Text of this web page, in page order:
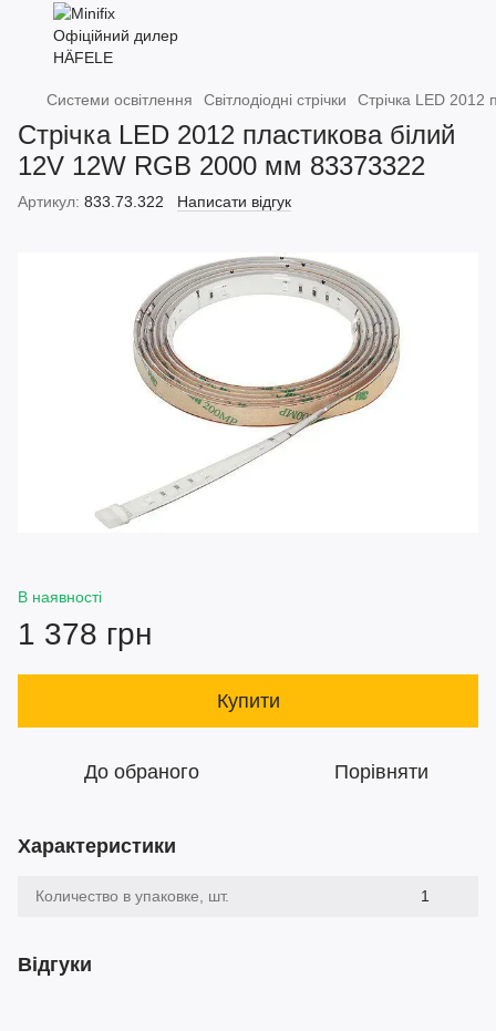
Системи освітлення Світлодіодні стрічки Стрічка LED 2012
Стрічка LED 2012 пластикова білий
12V 12W RGB 2000 мм 83373322
Артикул: 833.73.322 Написати відгук
В наявності
1 378 грн
Купити
До обраного Порівняти
Характеристики
Количество в упаковке, шт. 1
Відгуки